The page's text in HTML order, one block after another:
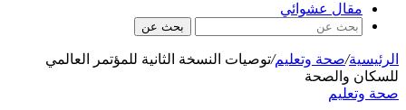
مقال عشوائي
بحث عن
الرئيسية/صحة وتعليم/توصيات النسخة الثانية للمؤتمر العالمي
للسكان والصحة
صحة وتعليم